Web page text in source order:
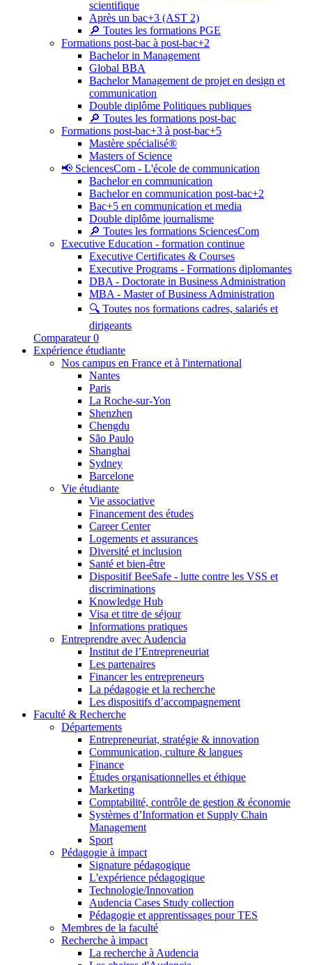
scientifique
Après un bac+3 (AST 2)
🔎 Toutes les formations PGE
Formations post-bac à post-bac+2
Bachelor in Management
Global BBA
Bachelor Management de projet en design et
communication
Double diplôme Politiques publiques
🔎 Toutes les formations post-bac
Formations post-bac+3 à post-bac+5
Mastère spécialisé®
Masters of Science
📢 SciencesCom - L'école de communication
Bachelor en communication
Bachelor en communication post-bac+2
Bac+5 en communication et media
Double diplôme journalisme
🔎 Toutes les formations SciencesCom
Executive Education - formation continue
Executive Certificates & Courses
Executive Programs - Formations diplomantes
DBA - Doctorate in Business Administration
MBA - Master of Business Administration
🔍 Toutes nos formations cadres, salariés et
dirigeants
Comparateur 0
Expérience étudiante
Nos campus en France et à l'international
Nantes
Paris
La Roche-sur-Yon
Shenzhen
Chengdu
São Paulo
Shanghai
Sydney
Barcelone
Vie étudiante
Vie associative
Financement des études
Career Center
Logements et assurances
Diversité et inclusion
Santé et bien-être
Dispositif BeeSafe - lutte contre les VSS et
discriminations
Knowledge Hub
Visa et titre de séjour
Informations pratiques
Entreprendre avec Audencia
Institut de l’Entrepreneuriat
Les partenaires
Financer les entrepreneurs
La pédagogie et la recherche
Les dispositifs d’accompagnement
Faculté & Recherche
Départements
Entrepreneuriat, stratégie & innovation
Communication, culture & langues
Finance
Études organisationnelles et éthique
Marketing
Comptabilité, contrôle de gestion & économie
Systèmes d’Information et Supply Chain
Management
Sport
Pédagogie à impact
Signature pédagogique
L'expérience pédagogique
Technologie/Innovation
Audencia Cases Study collection
Pédagogie et apprentissages pour TES
Membres de la faculté
Recherche à impact
La recherche à Audencia